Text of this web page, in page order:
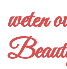
weten